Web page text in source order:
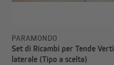
PARAMONDO
Set di Ricambi per Tende
laterale (Tipo a scelta)